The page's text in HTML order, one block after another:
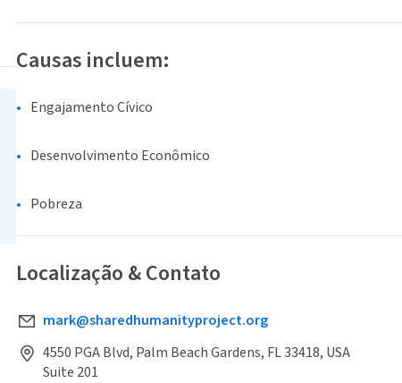
Causas incluem:
Engajamento Cívico
Desenvolvimento Econômico
Pobreza
Localização & Contato
mark@sharedhumanityproject.org
4550 PGA Blvd, Palm Beach Gardens, FL 33418, USA
Suite 201